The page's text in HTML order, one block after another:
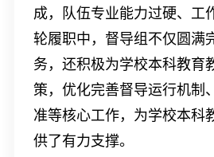
成，队伍专业能力过硬、工
轮履职中，督导组不仅圆满
务，还积极为学校本科教育
策，优化完善督导运行机制
准等核心工作，为学校本科
供了有力支撑。